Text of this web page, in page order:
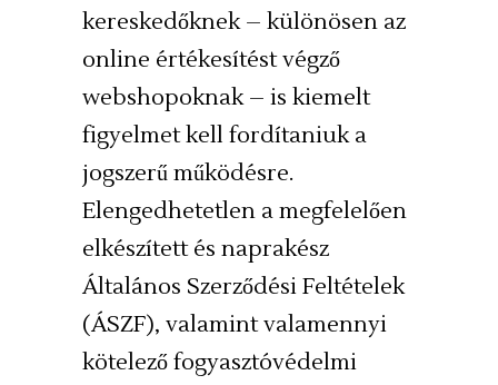
kereskedőknek – különösen az
online értékesítést végző
webshopoknak – is kiemelt
figyelmet kell fordítaniuk a
jogszerű működésre.
Elengedhetetlen a megfelelően
elkészített és naprakész
Általános Szerződési Feltételek
(ÁSZF), valamint valamennyi
kötelező fogyasztóvédelmi